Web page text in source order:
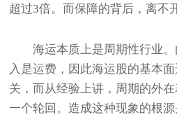
超过3倍。而保障的背后，离不
海运本质上是周期性行业
入是运费，因此海运股的基本
关，而从经验上讲，周期的外
一个轮回。造成这种现象的根